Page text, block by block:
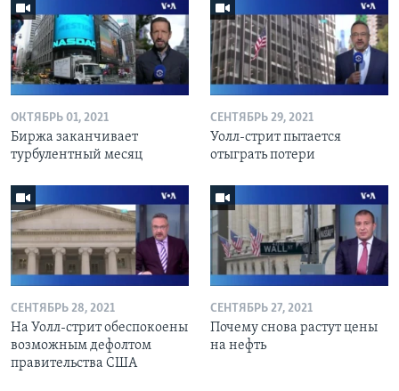
ОКТЯБРЬ 01, 2021
Биржа заканчивает
турбулентный месяц
СЕНТЯБРЬ 29, 2021
Уолл-стрит пытается
отыграть потери
СЕНТЯБРЬ 28, 2021
На Уолл-стрит обеспокоены
возможным дефолтом
правительства США
СЕНТЯБРЬ 27, 2021
Почему снова растут цены
на нефть